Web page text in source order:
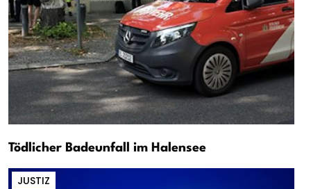
Tödlicher Badeunfall im Halensee
JUSTIZ